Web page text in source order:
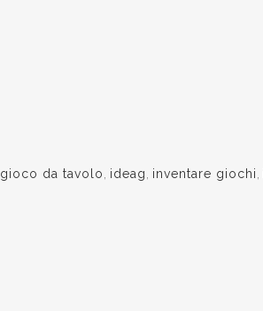
gioco da tavolo ideag inventare giochi